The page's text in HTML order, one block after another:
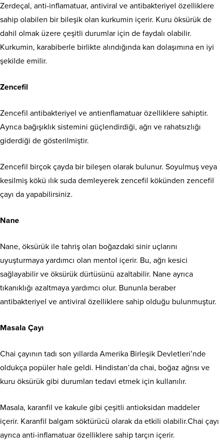
Zerdeçal, anti-inflamatuar, antiviral ve antibakteriyel özelliklere
sahip olabilen bir bileşik olan kurkumin içerir. Kuru öksürük de
dahil olmak üzere çeşitli durumlar için de faydalı olabilir.
Kurkumin, karabiberle birlikte alındığında kan dolaşımına en iyi
şekilde emilir.
Zencefil
Zencefil antibakteriyel ve antienflamatuar özelliklere sahiptir.
Ayrıca bağışıklık sistemini güçlendirdiği, ağrı ve rahatsızlığı
giderdiği de gösterilmiştir.
Zencefil birçok çayda bir bileşen olarak bulunur. Soyulmuş veya
kesilmiş kökü ılık suda demleyerek zencefil kökünden zencefil
çayı da yapabilirsiniz.
Nane
Nane, öksürük ile tahriş olan boğazdaki sinir uçlarını
uyuşturmaya yardımcı olan mentol içerir. Bu, ağrı kesici
sağlayabilir ve öksürük dürtüsünü azaltabilir. Nane ayrıca
tıkanıklığı azaltmaya yardımcı olur. Bununla beraber
antibakteriyel ve antiviral özelliklere sahip olduğu bulunmuştur.
Masala Çayı
Chai çayının tadı son yıllarda Amerika Birleşik Devletleri’nde
oldukça popüler hale geldi. Hindistan’da chai, boğaz ağrısı ve
kuru öksürük gibi durumları tedavi etmek için kullanılır.
Masala, karanfil ve kakule gibi çeşitli antioksidan maddeler
içerir. Karanfil balgam söktürücü olarak da etkili olabilir.Chai çayı
ayrıca anti-inflamatuar özelliklere sahip tarçın içerir.